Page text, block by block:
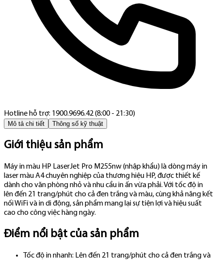
Hotline hỗ trợ: 1900.9696.42 (8:00 - 21:30)
Mô tả chi tiết Thông số kỹ thuật
Giới thiệu sản phẩm
Máy in màu HP LaserJet Pro M255nw (nhập khẩu) là dòng máy in
laser màu A4 chuyên nghiệp của thương hiệu HP, được thiết kế
dành cho văn phòng nhỏ và nhu cầu in ấn vừa phải. Với tốc độ in
lên đến 21 trang/phút cho cả đen trắng và màu, cùng khả năng kết
nối WiFi và in di động, sản phẩm mang lại sự tiện lợi và hiệu suất
cao cho công việc hàng ngày.
Điểm nổi bật của sản phẩm
Tốc độ in nhanh: Lên đến 21 trang/phút cho cả đen trắng và